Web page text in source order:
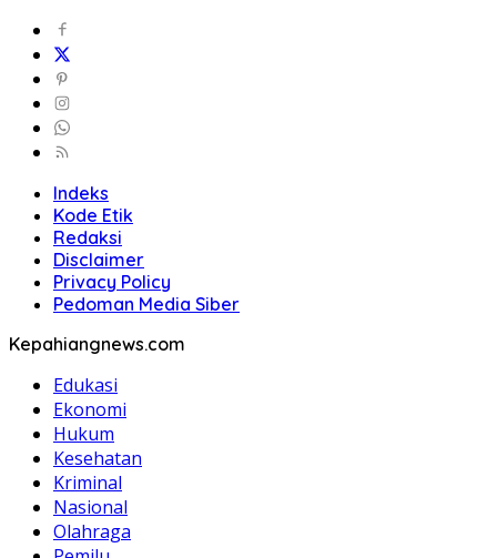
Indeks
Kode Etik
Redaksi
Disclaimer
Privacy Policy
Pedoman Media Siber
Kepahiangnews.com
Edukasi
Ekonomi
Hukum
Kesehatan
Kriminal
Nasional
Olahraga